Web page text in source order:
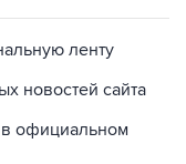
ленту
новостей сайта
в официальном